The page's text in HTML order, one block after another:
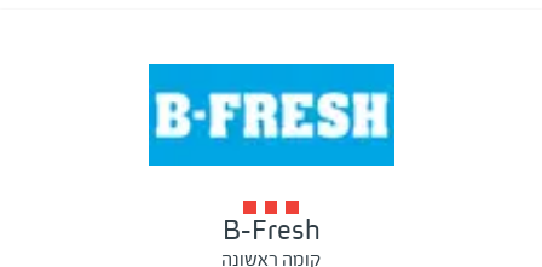
B-Fresh
קומה ראשונה